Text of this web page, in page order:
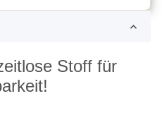
Stoff für